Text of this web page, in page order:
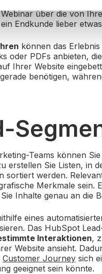
über die von
Endkunde lieber
können das
oder PDFs anbieten,
Ihrer Website
benötigen,
Teams können
erstellen Sie Listen, in
sortiert werden.
Merkmale sein.
Inhalte genau an die
eines
Das HubSpot
Interaktionen,
Website ansieht.
Customer Journey sich
geeignet sein könnte.